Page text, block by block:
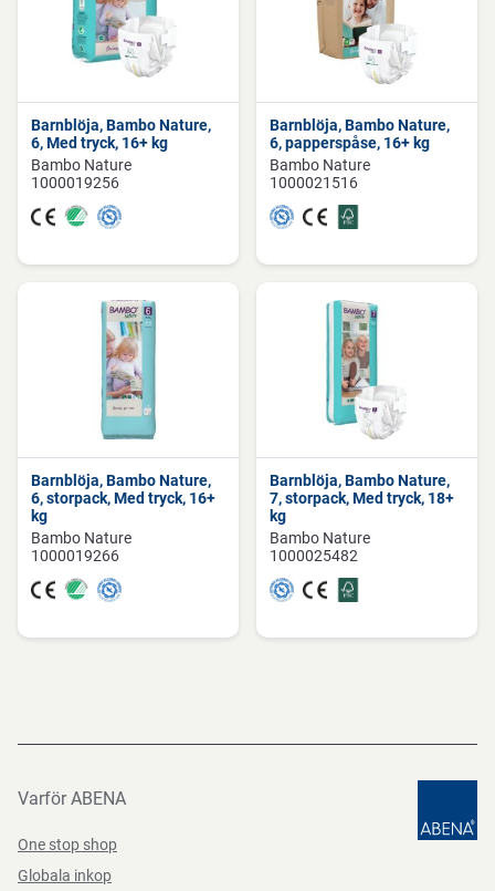
Barnblöja, Bambo Nature,
6, Med tryck, 16+ kg
Bambo Nature
1000019256
Barnblöja, Bambo Nature,
6, papperspåse, 16+ kg
Bambo Nature
1000021516
Barnblöja, Bambo Nature,
6, storpack, Med tryck, 16+
kg
Bambo Nature
1000019266
Barnblöja, Bambo Nature,
7, storpack, Med tryck, 18+
kg
Bambo Nature
1000025482
Varför ABENA
One stop shop
Globala inkop